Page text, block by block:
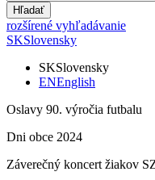
Hľadať
rozšírené vyhľadávanie
SKSlovensky
SKSlovensky
ENEnglish
Oslavy 90. výročia futbalu
Dni obce 2024
Záverečný koncert žiakov